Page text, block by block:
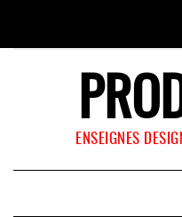
ENSEIGNES